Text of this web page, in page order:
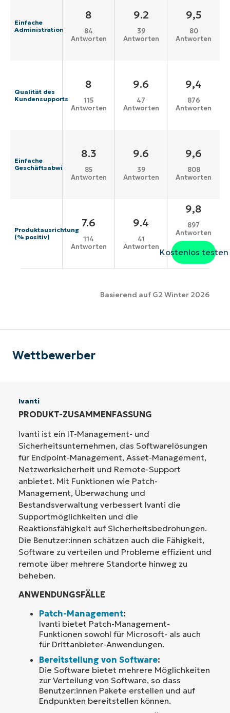
Einfache
Administration
8
84
Antworten
9.2
39
Antworten
9,5
80
Antworten
Qualität des
Kundensupports
8
115
Antworten
9.6
47
Antworten
9,4
876
Antworten
Einfache
Geschäftsabwicklung
8.3
85
Antworten
9.6
39
Antworten
9,6
808
Antworten
Produktausrichtung
(% positiv)
7.6
114
Antworten
9.4
41
Antworten
9,8
897
Antworten
Kostenlos testen
Basierend auf G2 Winter 2026
Wettbewerber
Ivanti
PRODUKT-ZUSAMMENFASSUNG
Ivanti ist ein IT-Management- und
Sicherheitsunternehmen, das Softwarelösungen
für Endpoint-Management, Asset-Management,
Netzwerksicherheit und Remote-Support
anbietet. Mit Funktionen wie Patch-
Management, Überwachung und
Bestandsverwaltung verbessert Ivanti die
Supportmöglichkeiten und die
Reaktionsfähigkeit auf Sicherheitsbedrohungen.
Die Benutzer:innen schätzen auch die Fähigkeit,
Software zu verteilen und Probleme effizient und
remote über mehrere Standorte hinweg zu
beheben.
ANWENDUNGSFÄLLE
Patch-Management:
Ivanti bietet Patch-Management-
Funktionen sowohl für Microsoft- als auch
für Drittanbieter-Anwendungen.
Bereitstellung von Software:
Die Software bietet mehrere Möglichkeiten
zur Verteilung von Software, so dass
Benutzer:innen Pakete erstellen und auf
Endpunkten bereitstellen können.